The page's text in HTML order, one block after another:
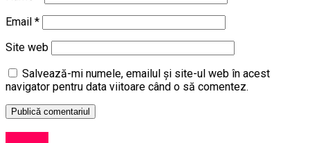
Email *
Site web
Salvează-mi numele, emailul și site-ul web în acest
navigator pentru data viitoare când o să comentez.